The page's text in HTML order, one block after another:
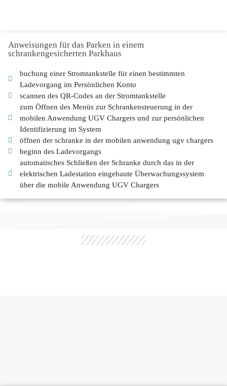
Anweisungen für das Parken in einem
schrankengesicherten Parkhaus
buchung einer Stromtankstelle für einen bestimmten
Ladevorgang im Persönlichen Konto
scannen des QR-Codes an der Stromtankstelle
zum Öffnen des Menüs zur Schrankensteuerung in der
mobilen Anwendung UGV Chargers und zur persönlichen
Identifizierung im System
öffnen der schranke in der mobilen anwendung ugv chargers
beginn des Ladevorgangs
automatisches Schließen der Schranke durch das in der
elektrischen Ladestation eingebaute Überwachungssystem
über die mobile Anwendung UGV Chargers